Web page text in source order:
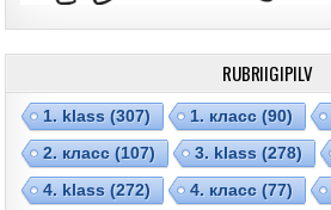
RUBRIIGIPILV
1. klass (307) 1. класс (90)
2. класс (107) 3. klass (278)
4. klass (272) 4. класс (77)